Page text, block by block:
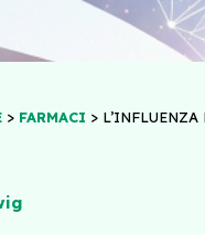
> FARMACI >